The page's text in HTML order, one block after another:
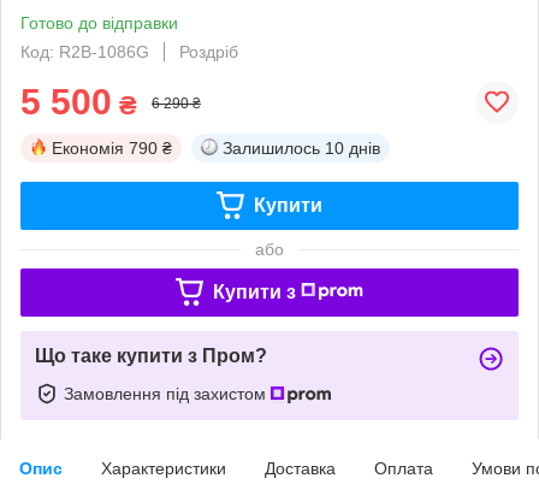
Готово до відправки
Код: R2B-1086G
Роздріб
5 500 ₴ 6 290 ₴
Економія 790 ₴ Залишилось 10 днів
Купити
або
Купити з
Що таке купити з Пром?
Замовлення під захистом
Опис Характеристики Доставка Оплата Умови